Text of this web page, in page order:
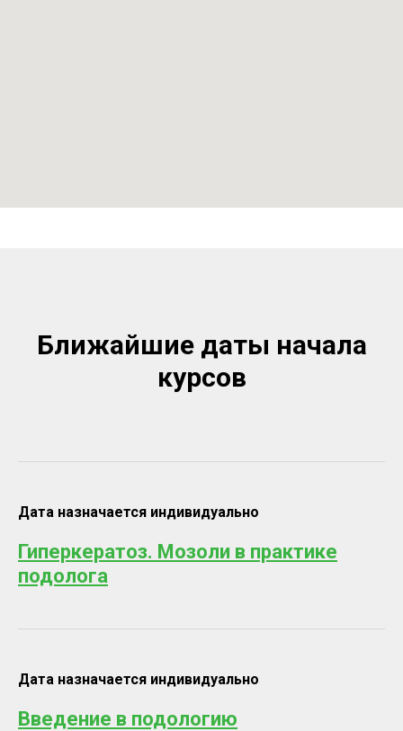
Ближайшие даты начала
курсов
Дата назначается индивидуально
Гиперкератоз. Мозоли в практике
подолога
Дата назначается индивидуально
Введение в подологию